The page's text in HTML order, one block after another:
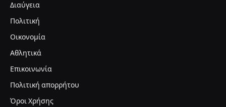
Διαύγεια
Πολιτική
Οικονομία
Αθλητικά
Επικοινωνία
Πολιτική απορρήτου
Όροι Χρήσης